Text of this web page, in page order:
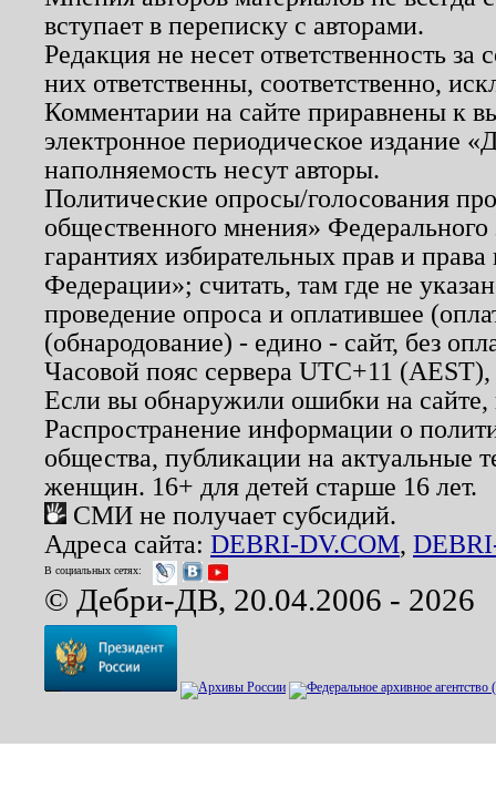
вступает в переписку с авторами.
Редакция не несет ответственность
них ответственны, соответственно,
Комментарии на сайте приравнены к
электронное периодическое издание
наполняемость несут авторы.
Политические опросы/голосования
общественного мнения»
гарантиях избирательных прав и
Федерации»; считать, там где не
проведение опроса и оплатившее
(обнародование) - едино - сайт, без
Часовой пояс сервера UTC+11
Если вы обнаружили ошибки на
Распространение информации о
общества, публикации на актуальные
женщин. 16+ для детей старше 16 лет.
СМИ не получает субсидий.
Адреса сайта: DEBRI-DV.COM,
В социальных сетях:
© Дебри-ДВ, 20.04.2006 - 2026